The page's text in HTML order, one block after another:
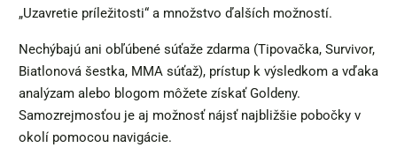
„Uzavretie príležitosti“ a množstvo ďalších možností.
Nechýbajú ani obľúbené súťaže zdarma (Tipovačka, Survivor,
Biatlonová šestka, MMA súťaž), prístup k výsledkom a vďaka
analýzam alebo blogom môžete získať Goldeny.
Samozrejmosťou je aj možnosť nájsť najbližšie pobočky v
okolí pomocou navigácie.